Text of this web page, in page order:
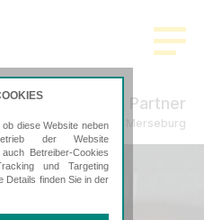
Schmidt & Partner
Steuerberatung in Merseburg
diese Website neben
der Website
Betreiber-Cookies
und Targeting
Details finden Sie in der